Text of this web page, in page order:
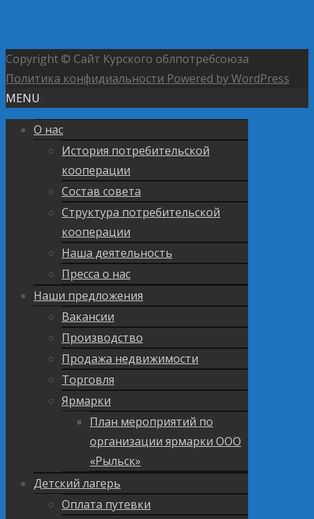
Copyright © Сайт Курского облпотребсоюза
Политика конфидиальности Powered by WordPress
MENU
О нас
История потребительской
кооперации
Состав совета
Структура потребительской
кооперации
Наша деятельность
Пресса о нас
Наши предложения
Вакансии
Производство
Продажа недвижимости
Торговля
Ярмарки
План мероприятий по
организации ярмарки ООО
«Рыльск»
Детский лагерь
Оплата путевки